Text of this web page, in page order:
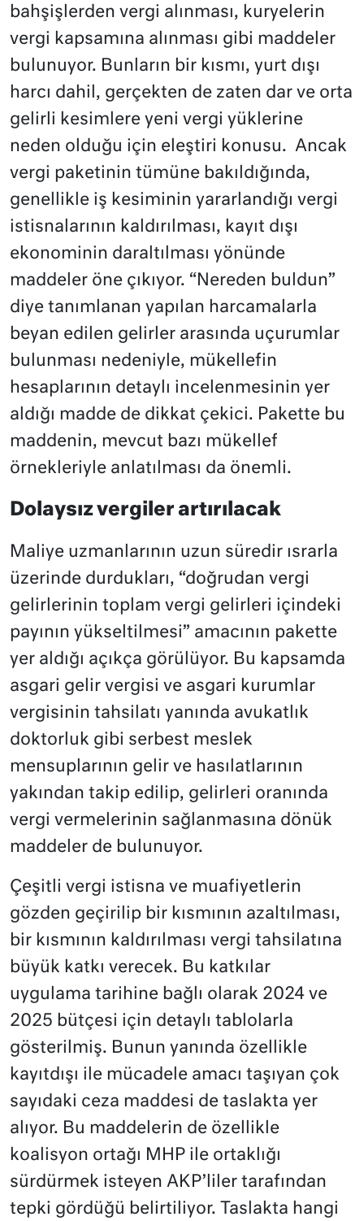
bahşişlerden vergi alınması, kuryelerin
vergi kapsamına alınması gibi maddeler
bulunuyor. Bunların bir kısmı, yurt dışı
harcı dahil, gerçekten de zaten dar ve orta
gelirli kesimlere yeni vergi yüklerine
neden olduğu için eleştiri konusu. Ancak
vergi paketinin tümüne bakıldığında,
genellikle iş kesiminin yararlandığı vergi
istisnalarının kaldırılması, kayıt dışı
ekonominin daraltılması yönünde
maddeler öne çıkıyor. “Nereden buldun”
diye tanımlanan yapılan harcamalarla
beyan edilen gelirler arasında uçurumlar
bulunması nedeniyle, mükellefin
hesaplarının detaylı incelenmesinin yer
aldığı madde de dikkat çekici. Pakette bu
maddenin, mevcut bazı mükellef
örnekleriyle anlatılması da önemli.
Dolaysız vergiler artırılacak
Maliye uzmanlarının uzun süredir ısrarla
üzerinde durdukları, “doğrudan vergi
gelirlerinin toplam vergi gelirleri içindeki
payının yükseltilmesi” amacının pakette
yer aldığı açıkça görülüyor. Bu kapsamda
asgari gelir vergisi ve asgari kurumlar
vergisinin tahsilatı yanında avukatlık
doktorluk gibi serbest meslek
mensuplarının gelir ve hasılatlarının
yakından takip edilip, gelirleri oranında
vergi vermelerinin sağlanmasına dönük
maddeler de bulunuyor.
Çeşitli vergi istisna ve muafiyetlerin
gözden geçirilip bir kısmının azaltılması,
bir kısmının kaldırılması vergi tahsilatına
büyük katkı verecek. Bu katkılar
uygulama tarihine bağlı olarak 2024 ve
2025 bütçesi için detaylı tablolarla
gösterilmiş. Bunun yanında özellikle
kayıtdışı ile mücadele amacı taşıyan çok
sayıdaki ceza maddesi de taslakta yer
alıyor. Bu maddelerin de özellikle
koalisyon ortağı MHP ile ortaklığı
sürdürmek isteyen AKP’liler tarafından
tepki gördüğü belirtiliyor. Taslakta hangi